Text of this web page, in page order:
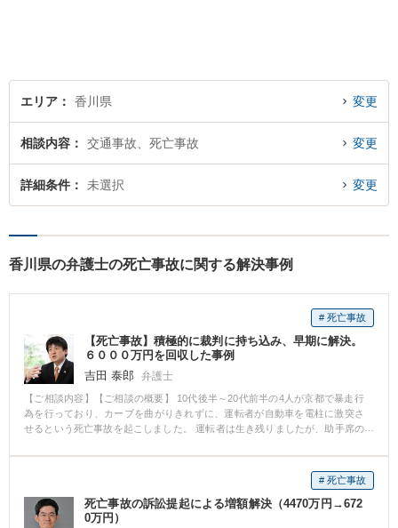
エリア 香川県 変更
相談内容 交通事故、死亡事故 変更
詳細条件 未選択 変更
香川県の弁護士の死亡事故に関する解決事例
# 死亡事故
【死亡事故】積極的に裁判に持ち込み、早期に解決。
６０００万円を回収した事例
吉田 泰郎
弁護士
【ご相談内容】【ご相談の概要】 10代後半～20代前半の4人が京都で暴走行
為を行っており、カーブを曲がりきれずに、運転者が自動車を電柱に激突さ
せるという死亡事故を起こしました。 運転者は生き残りましたが、助手席の
から相談を受けました。しかしお父様は、息子を失ったショックが大きく事
故について考えることができない状態でした。 無理からぬこととはいえ、お
父様は、ショックで考えることができない状態でしたので、加害者に対する
損害賠償について、加害者から連絡があっても放置していました。 そうした
ところ、加害者の代理人から、事件の解決を求める調停を起こされ、「好意
# 死亡事故
死亡事故の訴訟提起による増額解決（4470万円→672
0万円）